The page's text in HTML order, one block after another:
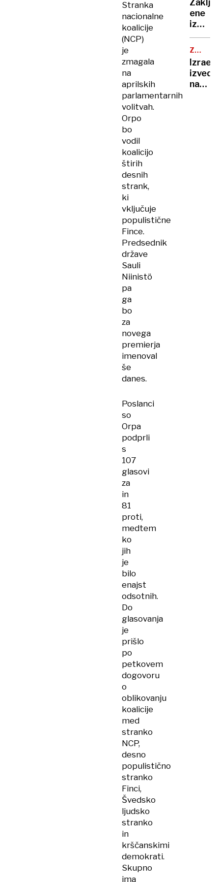
Stranka
nacionalne
koalicije
(NCP)
je
zmagala
na
aprilskih
parlamentarnih
volitvah.
Orpo
bo
vodil
koalicijo
štirih
desnih
strank,
ki
vključuje
populistične
Fince.
Predsednik
države
Sauli
Niinistö
pa
ga
bo
za
novega
premierja
imenoval
še
danes.
Poslanci
so
Orpa
podprli
s
107
glasovi
za
in
81
proti,
medtem
ko
jih
je
bilo
enajst
odsotnih.
Do
glasovanja
je
prišlo
po
petkovem
dogovoru
o
oblikovanju
koalicije
med
stranko
NCP,
desno
populistično
stranko
Finci,
Švedsko
ljudsko
stranko
in
krščanskimi
demokrati.
Skupno
ima
je
pela,
Robert
Golob
uplenil
ene
izmed
akcij,
našli
ZRAČNI
NAPAD
Izrael
izvedel
napad